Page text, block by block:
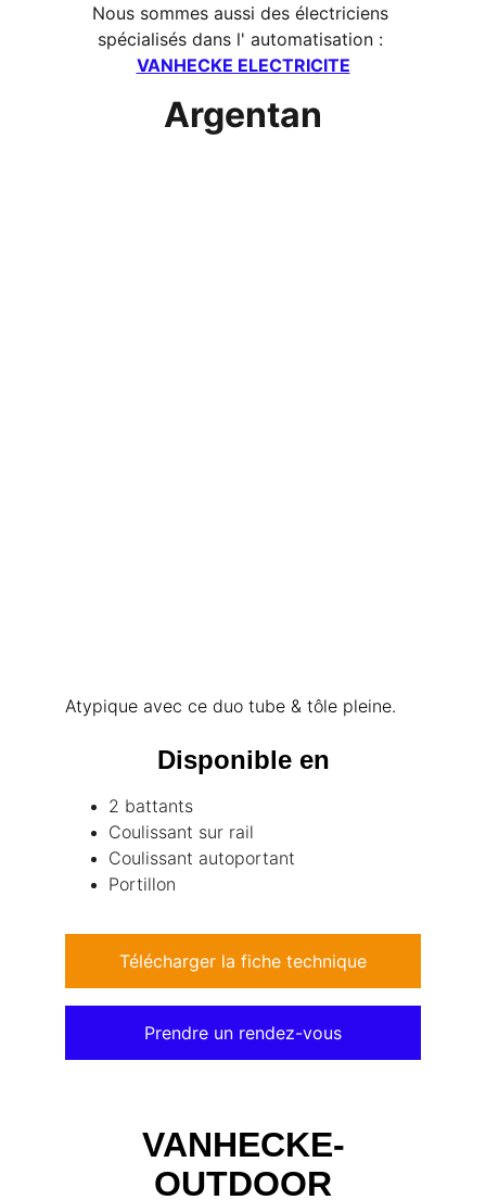
Nous sommes aussi des électriciens
spécialisés dans l' automatisation :
VANHECKE ELECTRICITE
Argentan
Atypique avec ce duo tube & tôle pleine.
Disponible en
2 battants
Coulissant sur rail
Coulissant autoportant
Portillon
Télécharger la fiche technique
Prendre un rendez-vous
VANHECKE-
OUTDOOR